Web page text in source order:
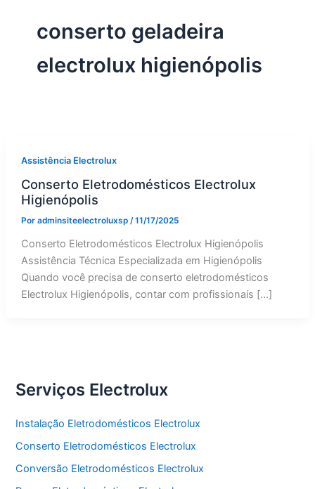
conserto geladeira
electrolux higienópolis
Assistência Electrolux
Conserto Eletrodomésticos Electrolux
Higienópolis
Por adminsiteelectroluxsp /11/17/2025
Conserto Eletrodomésticos Electrolux Higienópolis
Assistência Técnica Especializada em Higienópolis
Quando você precisa de conserto eletrodomésticos
Electrolux Higienópolis, contar com profissionais […]
Serviços Electrolux
Instalação Eletrodomésticos Electrolux
Conserto Eletrodomésticos Electrolux
Conversão Eletrodomésticos Electrolux